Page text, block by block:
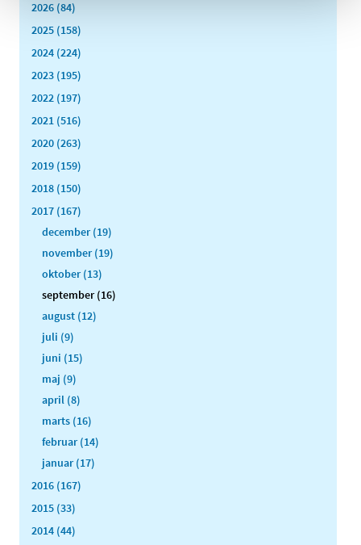
2026 (84)
2025 (158)
2024 (224)
2023 (195)
2022 (197)
2021 (516)
2020 (263)
2019 (159)
2018 (150)
2017 (167)
december (19)
november (19)
oktober (13)
september (16)
august (12)
juli (9)
juni (15)
maj (9)
april (8)
marts (16)
februar (14)
januar (17)
2016 (167)
2015 (33)
2014 (44)